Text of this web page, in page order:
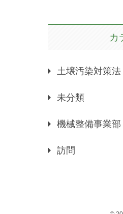
カ
土壌汚染対策法
未分類
機械整備事業部
訪問